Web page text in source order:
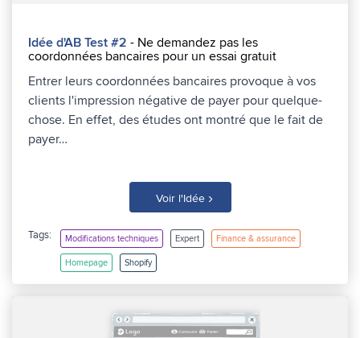
Idée d'AB Test #2 - Ne demandez pas les
coordonnées bancaires pour un essai gratuit
Entrer leurs coordonnées bancaires provoque à vos
clients l'impression négative de payer pour quelque-
chose. En effet, des études ont montré que le fait de
payer…
Voir l'Idée ›
Tags: Modifications techniques Expert Finance & assurance
Homepage Shopify